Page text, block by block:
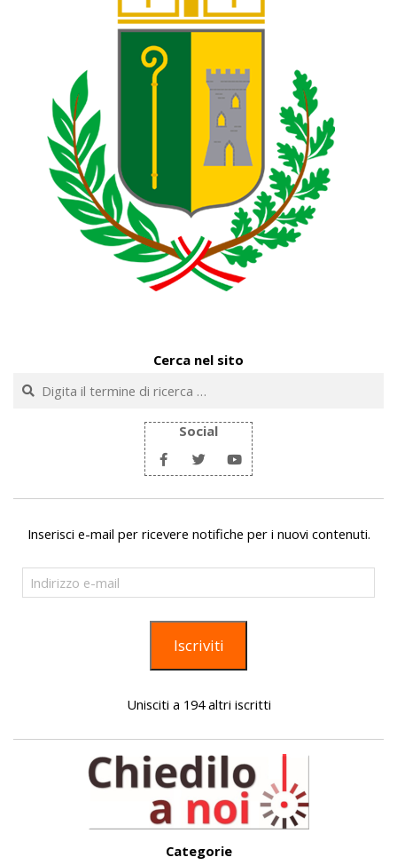
Cerca nel sito
Social
Inserisci e-mail per ricevere notifiche per i nuovi contenuti.
Indirizzo
e-
Iscriviti
Unisciti a 194 altri iscritti
Categorie